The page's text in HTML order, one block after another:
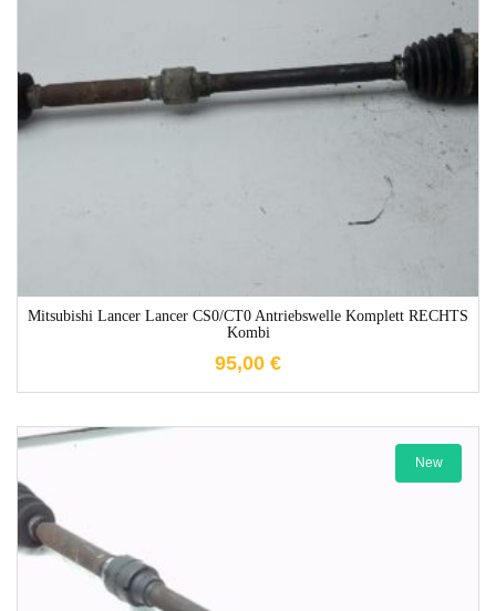
Mitsubishi Lancer Lancer CS0/CT0 Antriebswelle Komplett RECHTS
Kombi
95,00 €
1-3 Werktage
New